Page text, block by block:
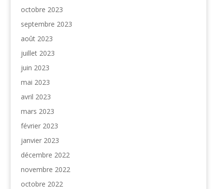
octobre 2023
septembre 2023
août 2023
juillet 2023
juin 2023
mai 2023
avril 2023
mars 2023
février 2023
janvier 2023
décembre 2022
novembre 2022
octobre 2022